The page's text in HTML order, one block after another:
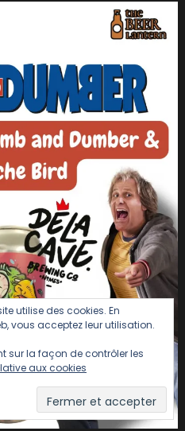
utilise des cookies. En
vous acceptez leur utilisation.
sur la façon de contrôler les
aux cookies